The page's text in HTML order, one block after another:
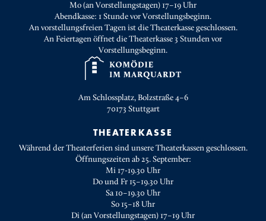
Mo (an Vorstellungstagen) 17–19 Uhr
Abendkasse: 1 Stunde vor Vorstellungsbeginn.
An vorstellungsfreien Tagen ist die Theaterkasse geschlossen.
An Feiertagen öffnet die Theaterkasse 3 Stunden vor
Vorstellungsbeginn.
Am Schlossplatz, Bolzstraße 4–6
70173 Stuttgart
THEATERKASSE
Während der Theaterferien sind unsere Theaterkassen geschlossen.
Öffnungszeiten ab 25. September:
Mi 17-19.30 Uhr
Do und Fr 15–19.30 Uhr
Sa 10–19.30 Uhr
So 15–18 Uhr
Di (an Vorstellungstagen) 17–19 Uhr